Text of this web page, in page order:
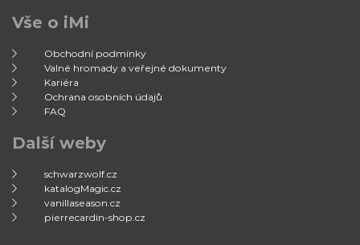
Vše o iMi
Obchodní podmínky
Valné hromady a veřejné dokumenty
Kariéra
Ochrana osobních údajů
FAQ
Další weby
schwarzwolf.cz
katalogMagic.cz
vanillaseason.cz
pierrecardin-shop.cz